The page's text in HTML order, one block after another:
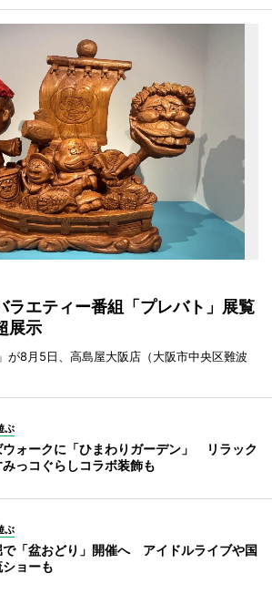
ラエティー番組「プレバト」展覧
展示
が8月5日、高島屋大阪店（大阪市中央区難波
ぶ
ウォークに「ひまわりガーデン」 リラック
みっコぐらしコラボ装飾も
ぶ
で「盆おどり」開催へ アイドルライブや国
ョーも